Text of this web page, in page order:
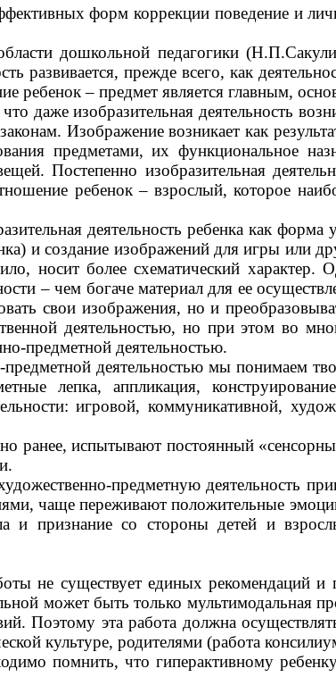
форм коррекции поведение и
дошкольной педагогики
развивается, прежде всего, как
ребенок – предмет является главным,
даже изобразительная деятельность
Изображение возникает как
предметами, их функциональное
Постепенно изобразительная
ребенок – взрослый, которое
деятельность ребенка как форма
и создание изображений для игры или
носит более схематический
– чем богаче материал для ее
свои изображения, но и
деятельностью, но при этом во
предметной деятельностью.
деятельностью мы понимаем
лепка, аппликация,
игровой, коммуникативной,
ранее, испытывают постоянный
предметную деятельность
чаще переживают положительные
и признание со стороны детей и
не существует единых рекомендаций и
может быть только мультимодальная
Поэтому эта работа должна
культуре, родителями (работа
помнить, что гиперактивному